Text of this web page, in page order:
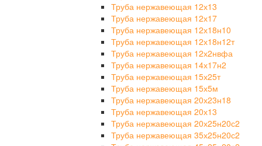
Труба нержавеющая 12х13
Труба нержавеющая 12х17
Труба нержавеющая 12х18н10
Труба нержавеющая 12х18н12т
Труба нержавеющая 12х2нвфа
Труба нержавеющая 14х17н2
Труба нержавеющая 15х25т
Труба нержавеющая 15х5м
Труба нержавеющая 20х23н18
Труба нержавеющая 20х13
Труба нержавеющая 20х25н20с2
Труба нержавеющая 35х25н20с2